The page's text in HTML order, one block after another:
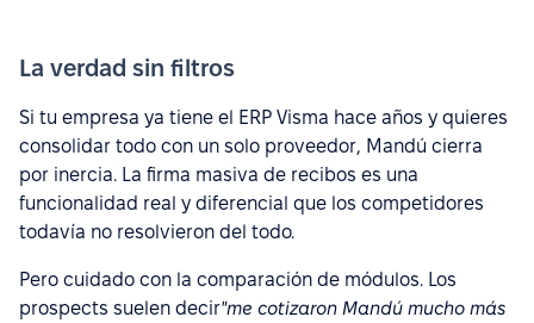
La verdad sin filtros
Si tu empresa ya tiene el ERP Visma hace años y quieres
consolidar todo con un solo proveedor, Mandú cierra
por inercia. La firma masiva de recibos es una
funcionalidad real y diferencial que los competidores
todavía no resolvieron del todo.
Pero cuidado con la comparación de módulos. Los
prospects suelen decir"me cotizaron Mandú mucho más